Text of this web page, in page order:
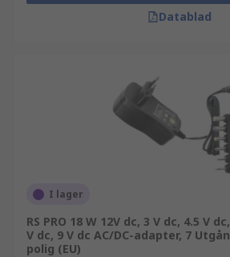
Datablad
I lager
RS PRO 18 W 12V dc, 3 V dc, 4.5 V
V dc, 9 V dc AC/DC-adapter, 7
polig (EU)